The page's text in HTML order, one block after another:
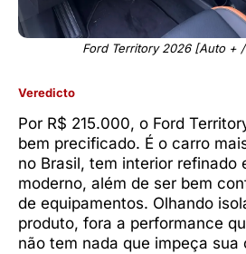
Ford Territory 2026 [Auto +
Veredicto
Por R$ 215.000, o Ford
bem precificado. É o carro
no Brasil, tem interior refinado
moderno, além de ser bem
de equipamentos. Olhando
produto, fora a performance
não tem nada que impeça sua